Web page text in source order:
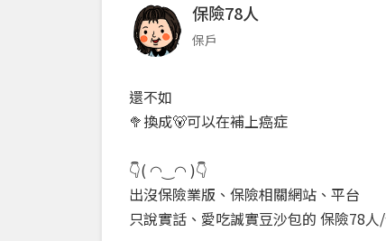
保險78人
保戶
還不如
🥦換成🐻可以在補上癌症
👇( ◠‿◠ )👇
出沒保險業版、保險相關網站、平台
只說實話、愛吃誠實豆沙包的 保險78人